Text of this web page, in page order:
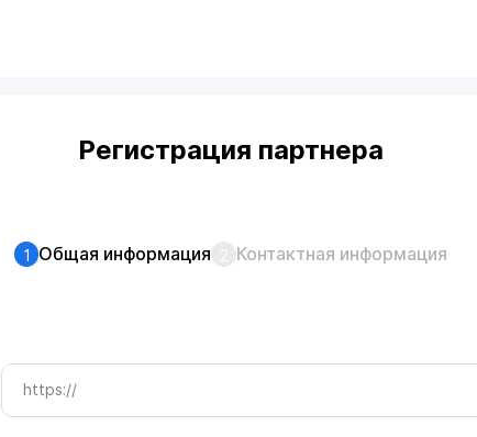
Регистрация партнера
1 Общая информация Контактная информация